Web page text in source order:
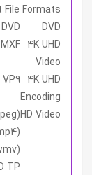
Formats
DVD
4K UHD
Video
4K UHD
Encoding
HD Video
TP